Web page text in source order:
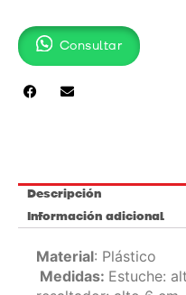
207
cantidadConsultar
Descripción
Información adicional
Material: Plástico
Medidas: Estuche: